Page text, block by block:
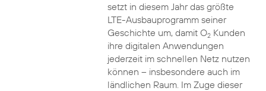
setzt in diesem Jahr das größte
LTE-Ausbauprogramm seiner
Geschichte um, damit O2Kunden
ihre digitalen Anwendungen
jederzeit im schnellen Netz nutzen
können – insbesondere auch im
ländlichen Raum. Im Zuge dieser